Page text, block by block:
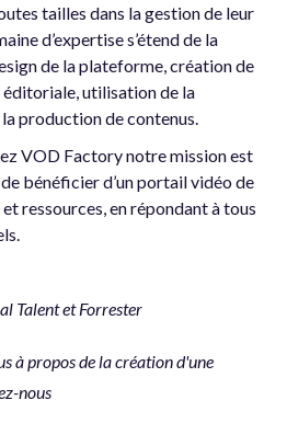
tailles dans la gestion de leur
d’expertise s’étend de la
de la plateforme, création de
éditoriale, utilisation de la
production de contenus.
VOD Factory notre mission est
bénéficier d’un portail vidéo de
ressources, en répondant à tous
Talent et Forrester
à propos de la création d'une
nous